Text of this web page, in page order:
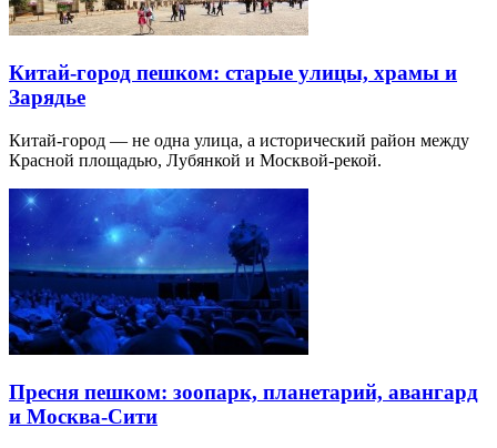
Китай-город пешком: старые улицы, храмы и
Зарядье
Китай-город — не одна улица, а исторический район между
Красной площадью, Лубянкой и Москвой-рекой.
Пресня пешком: зоопарк, планетарий, авангард
и Москва-Сити